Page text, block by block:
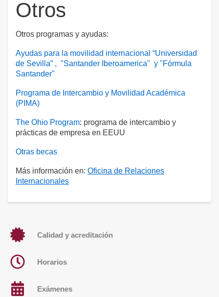
Otros
Otros programas y ayudas:
Ayudas para la movilidad internacional “Universidad
de Sevilla” , "Santander Iberoamerica" y "Fórmula
Santander"
Programa de Intercambio y Movilidad Académica
(PIMA)
The Ohio Program: programa de intercambio y
prácticas de empresa en EEUU
Otras becas
Más información en: Oficina de Relaciones
Internacionales
Calidad y acreditación
Horarios
Exámenes